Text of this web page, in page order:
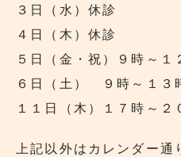
３日（水）休診
４日（木）休診
５日（金・祝）９時～１
６日（土） ９時～１３
１１日（木）１７時～２
上記以外はカレンダー通